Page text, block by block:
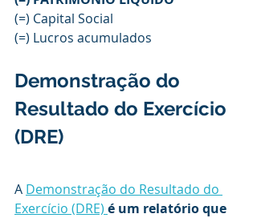
(=) Capital Social
(=) Lucros acumulados
Demonstração do
Resultado do Exercício
(DRE)
A Demonstração do Resultado do
Exercício (DRE) é um relatório que